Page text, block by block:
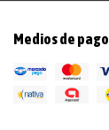
Medios de pago